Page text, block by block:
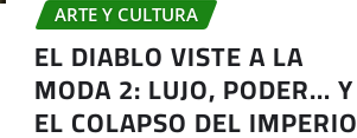
ARTE Y CULTURA
EL DIABLO VISTE A LA
MODA 2: LUJO, PODER… Y
EL COLAPSO DEL IMPERIO